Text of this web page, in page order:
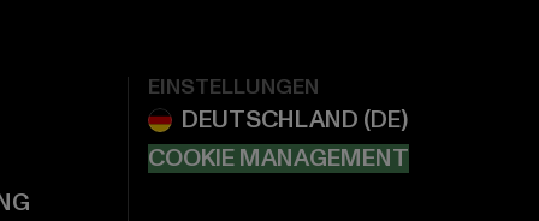
EINSTELLUNGEN
COOKIE MANAGEMENT